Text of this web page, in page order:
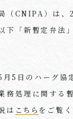
（CNIPA）は
下「新暫定弁法
5日のハーグ協
務処理に関する
は こちら をご覧